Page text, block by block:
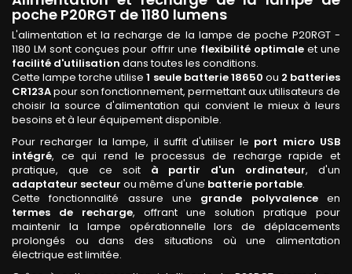
poche P20RGT de 1180 lumens
L'alimentation et la recharge de la lampe de poche P20RGT -
1180 LM sont conçues pour offrir une flexibilité optimaleet une
facilité d'utilisation dans toutes les conditions.
Cette lampe torche utilise1 seule batterie 18650 ou 2 batteries
CR123Apour son fonctionnement, permettant aux utilisateurs de
choisir la source d'alimentation qui convient le mieux à leurs
besoins et à leur équipement disponible.
Pour recharger la lampe, il suffit d'utiliser le port micro USB
intégré, ce qui rend le processus de recharge rapide et
pratique, que ce soit à partir d'un ordinateur, d'un
adaptateur secteur ou même d'une batterie portable.
Cette fonctionnalité assure une grande polyvalenceen
termes de recharge, offrant une solution pratique pour
maintenir la lampe opérationnelle lors de déplacements
prolongés ou dans des situations où une alimentation
électrique est limitée.